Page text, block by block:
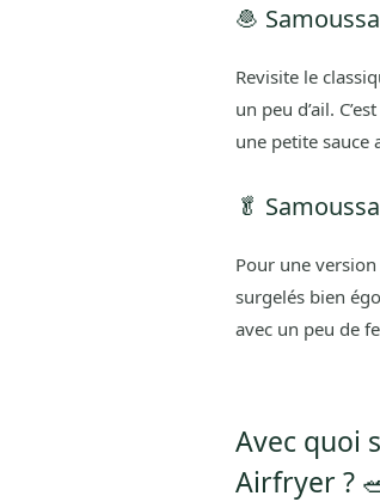
🧆
Revisite le
un peu d’ail.
une petite sauce
🥬
Pour une
surgelés bien
avec un peu de
Avec quoi
Airfryer ?